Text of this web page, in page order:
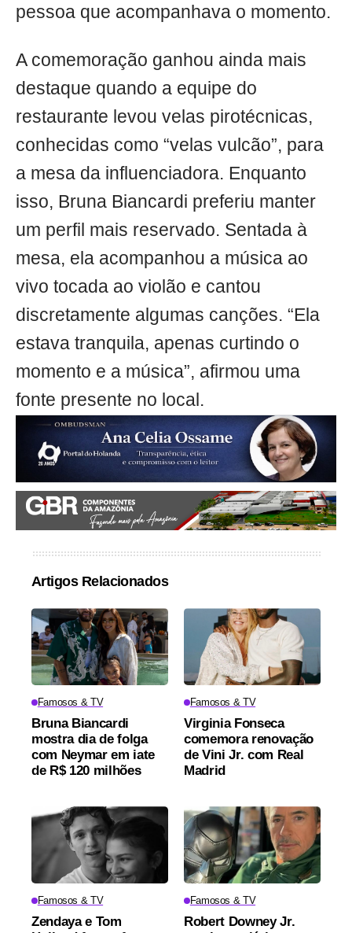
pessoa que acompanhava o momento.
A comemoração ganhou ainda mais
destaque quando a equipe do
restaurante levou velas pirotécnicas,
conhecidas como “velas vulcão”, para
a mesa da influenciadora. Enquanto
isso, Bruna Biancardi preferiu manter
um perfil mais reservado. Sentada à
mesa, ela acompanhou a música ao
vivo tocada ao violão e cantou
discretamente algumas canções. “Ela
estava tranquila, apenas curtindo o
momento e a música”, afirmou uma
fonte presente no local.
Artigos Relacionados
Famosos & TV
Bruna Biancardi
mostra dia de folga
com Neymar em iate
de R$ 120 milhões
Famosos & TV
Virginia Fonseca
comemora renovação
de Vini Jr. com Real
Madrid
Famosos & TV
Zendaya e Tom
Famosos & TV
Robert Downey Jr.